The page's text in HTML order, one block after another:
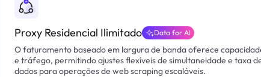
Proxy Residencial Ilimitado Data for AI
O faturamento baseado em largura de banda oferece
e tráfego, permitindo ajustes flexíveis de simultaneidade e taxa
dados para operações de web scraping escaláveis.